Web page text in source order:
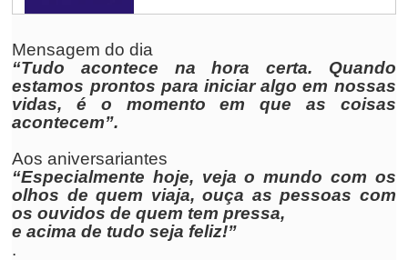
Mensagem do dia
“Tudo acontece na hora certa. Quando
estamos prontos para iniciar algo em nossas
vidas, é o momento em que as coisas
acontecem”.
Aos aniversariantes
“Especialmente hoje, veja o mundo com os
olhos de quem viaja, ouça as pessoas com
os ouvidos de quem tem pressa,
e acima de tudo seja feliz!”
.